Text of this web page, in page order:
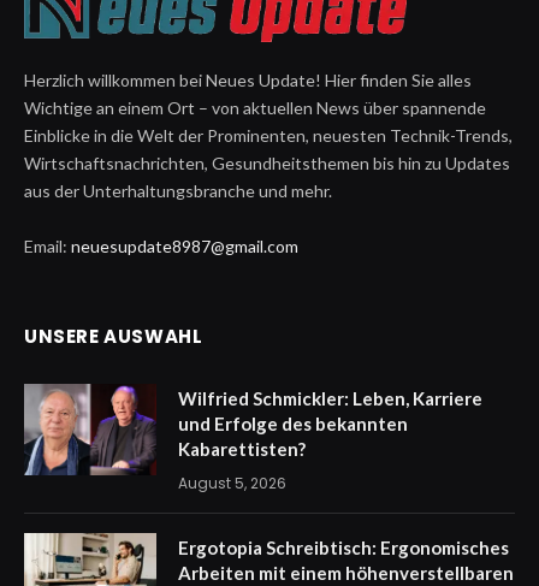
Herzlich willkommen bei Neues Update! Hier finden Sie alles
Wichtige an einem Ort – von aktuellen News über spannende
Einblicke in die Welt der Prominenten, neuesten Technik-Trends,
Wirtschaftsnachrichten, Gesundheitsthemen bis hin zu Updates
aus der Unterhaltungsbranche und mehr.
Email: neuesupdate8987@gmail.com
UNSERE AUSWAHL
Wilfried Schmickler: Leben, Karriere
und Erfolge des bekannten
Kabarettisten?
August 5, 2026
Ergotopia Schreibtisch: Ergonomisches
Arbeiten mit einem höhenverstellbaren